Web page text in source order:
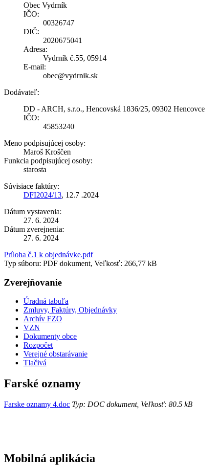
Obec Vydrník
IČO:
00326747
DIČ:
2020675041
Adresa:
Vydrník č.55, 05914
E-mail:
obec@vydrnik.sk
Dodávateľ:
DD - ARCH, s.r.o., Hencovská 1836/25, 09302 Hencovce
IČO:
45853240
Meno podpisujúcej osoby:
Maroš Kroščen
Funkcia podpisujúcej osoby:
starosta
Súvisiace faktúry:
DFI2024/13, 12.7 .2024
Dátum vystavenia:
27. 6. 2024
Dátum zverejnenia:
27. 6. 2024
Príloha č.1 k objednávke.pdf
Typ súboru: PDF dokument, Veľkosť: 266,77 kB
Zverejňovanie
Úradná tabuľa
Zmluvy, Faktúry, Objednávky
Archív FZO
VZN
Dokumenty obce
Rozpočet
Verejné obstarávanie
Tlačivá
Farské oznamy
Farske oznamy 4.doc Typ: DOC dokument, Veľkosť: 80.5 kB
Mobilná aplikácia